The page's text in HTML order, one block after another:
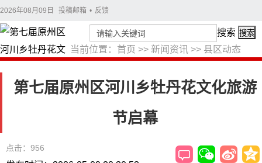
2026年08月09日 投稿邮箱 • 反馈
当前位置： 首页 >> 新闻资讯 >> 县区动态
搜索 搜索
第七届原州区河川乡牡丹花文化旅游
节启幕
点击：956